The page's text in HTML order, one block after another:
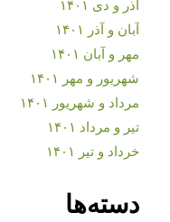
آذر و دی ۱۴۰۱
آبان و آذر ۱۴۰۱
مهر و آبان ۱۴۰۱
شهریور و مهر ۱۴۰۱
مرداد و شهریور ۱۴۰۱
تیر و مرداد ۱۴۰۱
خرداد و تیر ۱۴۰۱
دسته‌ها